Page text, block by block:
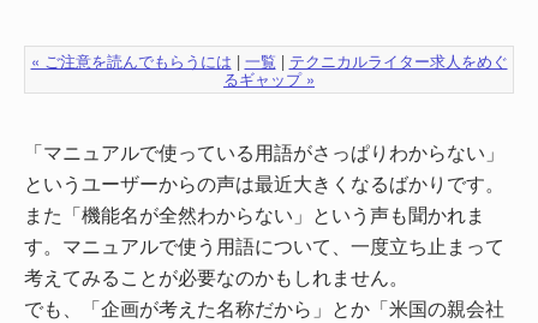
« ご注意を読んでもらうには | 一覧 | テクニカルライター求人をめぐ
るギャップ »
「マニュアルで使っている用語がさっぱりわからない」
というユーザーからの声は最近大きくなるばかりです。
また「機能名が全然わからない」という声も聞かれま
す。マニュアルで使う用語について、一度立ち止まって
考えてみることが必要なのかもしれません。
でも、「企画が考えた名称だから」とか「米国の親会社